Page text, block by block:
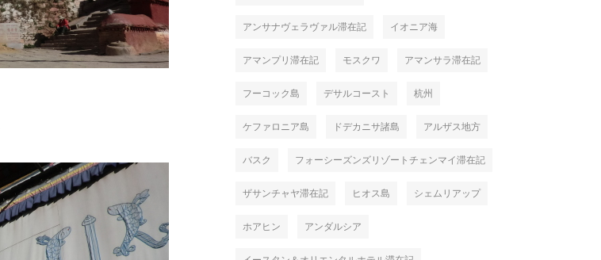
アンサナヴェラヴァル滞在記 イオニア海
アマンプリ滞在記 モスクワ アマンサラ滞在記
フーコック島 デサルコースト 杭州
ケファロニア島 ドデカニサ諸島 アルザス地方
バスク フォーシーズンズリゾートチェンマイ滞在記
ザサンチャヤ滞在記 ヒオス島 シェムリアップ
ホアヒン アンダルシア